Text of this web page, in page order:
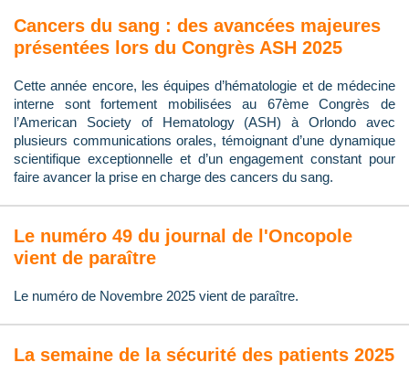
Cancers du sang : des avancées majeures
présentées lors du Congrès ASH 2025
Cette année encore, les équipes d’hématologie et de médecine
interne sont fortement mobilisées au 67ème Congrès de
l’American Society of Hematology (ASH) à Orlondo avec
plusieurs communications orales, témoignant d’une dynamique
scientifique exceptionnelle et d’un engagement constant pour
faire avancer la prise en charge des cancers du sang.
Le numéro 49 du journal de l'Oncopole
vient de paraître
Le numéro de Novembre 2025 vient de paraître.
La semaine de la sécurité des patients 2025